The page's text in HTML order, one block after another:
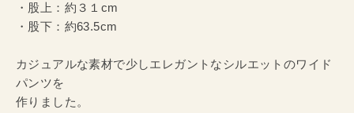
・股上：約３１cm
・股下：約63.5cm
カジュアルな素材で少しエレガントなシルエットのワイド
パンツを
作りました。